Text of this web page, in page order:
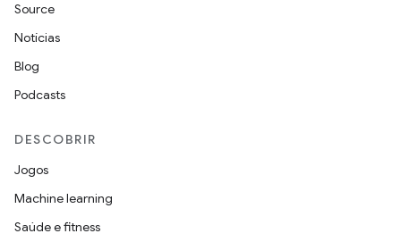
Source
Notícias
Blog
Podcasts
DESCOBRIR
Jogos
Machine learning
Saúde e fitness